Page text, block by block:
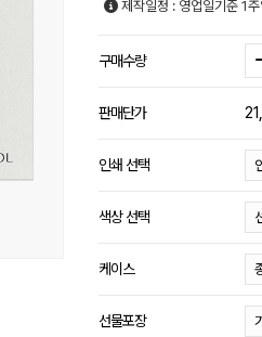
제작일정 : 영업일기준 1
구매수량
판매단가
인쇄 선택
색상 선택
케이스
선물포장